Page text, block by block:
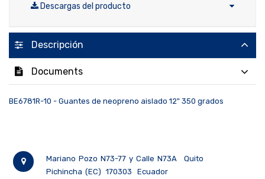
Descargas del producto
Descripción
Documents
BE6781R-10 - Guantes de neopreno aislado 12" 350 grados
Mariano Pozo N73-77 y Calle N73A
Quito
Pichincha (EC)
170303 Ecuador